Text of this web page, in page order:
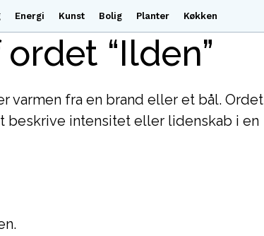
Energi Kunst Bolig Planter Køkken
“Ilden”
varmen fra en brand eller et bål. Ordet
beskrive intensitet eller lidenskab i en